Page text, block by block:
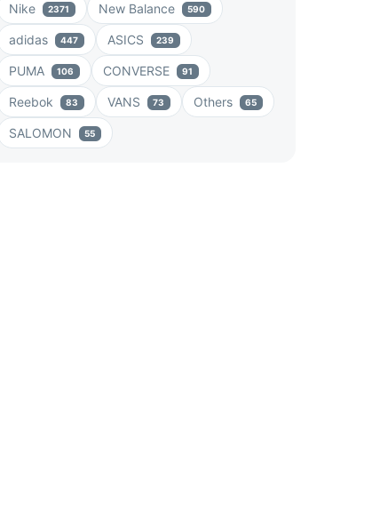
Nike 2371 New Balance 590
adidas 447 ASICS 239
PUMA 106 CONVERSE 91
Reebok 83 VANS 73 Others 65
SALOMON 55